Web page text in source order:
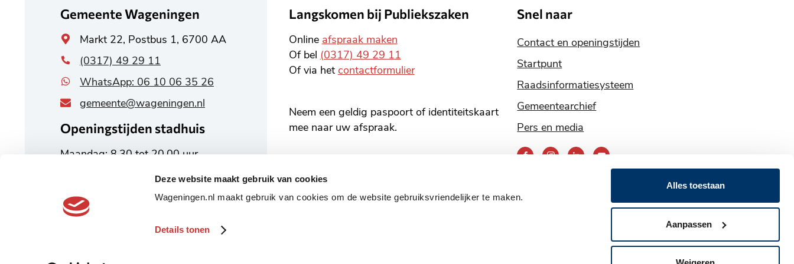
Deze website maakt gebruik van cookies
Wageningen.nl maakt gebruik van cookies om de website gebruiksvriendelijker te maken.
Details tonen
Alles toestaan
Aanpassen
Gemeente Wageningen
Algemeen
adres
Markt 22, Postbus 1, 6700 AA
(0317) 49 29 11
WhatsApp: 06 10 06 35 26
gemeente@wageningen.nl
Openingstijden stadhuis
Maandag: 8.30 tot 20.00 uur
Alle openingstijden
Langskomen bij Publiekszaken
Online afspraak maken
Of bel (0317) 49 29 11
Of via het contactformulier
Neem een geldig paspoort of identiteitskaart
mee naar uw afspraak.
Snel naar
Contact en openingstijden
Startpunt
Raadsinformatiesysteem
Gemeentearchief
Pers en media
Bereik
via